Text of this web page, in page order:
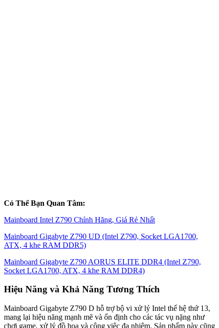
Có Thể Bạn Quan Tâm:
Mainboard Intel Z790 Chính Hãng, Giá Rẻ Nhất
Mainboard Gigabyte Z790 UD (Intel Z790, Socket LGA1700,
ATX, 4 khe RAM DDR5)
Mainboard Gigabyte Z790 AORUS ELITE DDR4 (Intel Z790,
Socket LGA1700, ATX, 4 khe RAM DDR4)
Hiệu Năng và Khả Năng Tương Thích
Mainboard Gigabyte Z790 D hỗ trợ bộ vi xử lý Intel thế hệ thứ 13,
mang lại hiệu năng mạnh mẽ và ổn định cho các tác vụ nặng như
chơi game, xử lý đồ họa và công việc đa nhiệm. Sản phẩm này cũng